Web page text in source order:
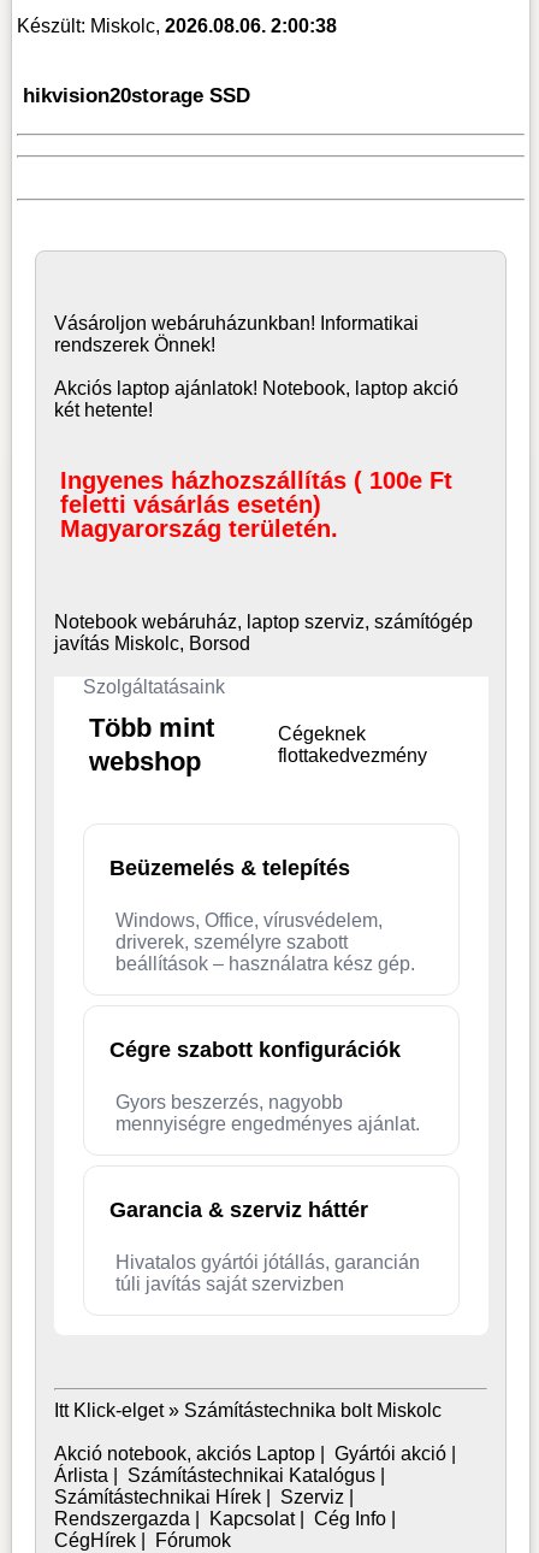
Készült: Miskolc,2026.08.06. 2:00:38
hikvision20storage SSD
Vásároljonwebáruházunkban! Informatikai
rendszerek Önnek!
Akciós laptop ajánlatok! Notebook, laptop akció
két hetente!
Ingyenes házhozszállítás ( 100e Ft
feletti vásárlás esetén)
Magyarország területén.
Notebook webáruház, laptop szerviz, számítógép
javítás Miskolc, Borsod
Szolgáltatásaink
Több mint
webshop
Cégeknek
flottakedvezmény
Beüzemelés & telepítés
Windows, Office, vírusvédelem,
driverek, személyre szabott
beállítások – használatra kész gép.
Cégre szabott konfigurációk
Gyors beszerzés, nagyobb
mennyiségre engedményes ajánlat.
Garancia & szerviz háttér
Hivatalos gyártói jótállás, garancián
túli javítás saját szervizben
Itt Klick-elget » Számítástechnika bolt Miskolc
Akció notebook, akciós Laptop |Gyártói akció
Árlista
Számítástechnikai Katalógus
Számítástechnikai Hírek
Szerviz
Rendszergazda
Kapcsolat|Cég Info
CégHírek
Fórumok